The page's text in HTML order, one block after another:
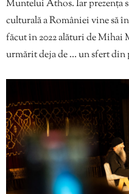
Muntelui Athos. Iar prezența
culturală a României vine să
făcut în 2022 alături de Mihai
urmărit deja de … un sfert